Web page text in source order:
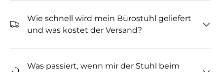
Wie schnell wird mein Bürostuhl geliefert
und was kostet der Versand?
Was passiert, wenn mir der Stuhl beim